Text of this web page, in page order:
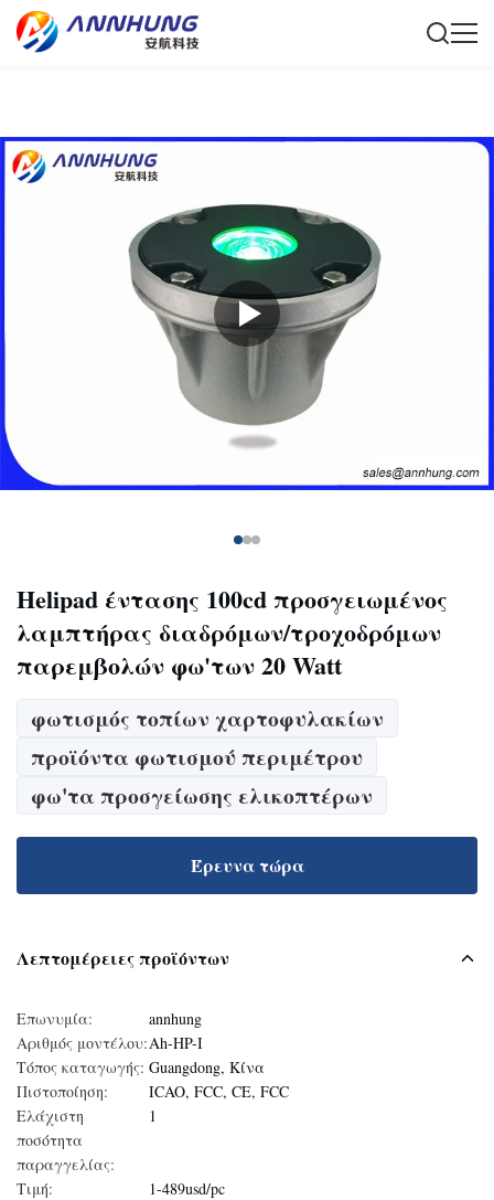
Helipad έντασης 100cd προσγειωμένος
λαμπτήρας διαδρόμων/τροχοδρόμων
παρεμβολών φω'των 20 Watt
φωτισμός τοπίων χαρτοφυλακίων
προϊόντα φωτισμού περιμέτρου
φω'τα προσγείωσης ελικοπτέρων
Έρευνα τώρα
Λεπτομέρειες προϊόντων
Επωνυμία:
annhung
Αριθμός μοντέλου:Ah-HP-Ι
Τόπος καταγωγής: Guangdong, Κίνα
Πιστοποίηση:
ICAO, FCC, CE, FCC
Ελάχιστη
ποσότητα
παραγγελίας:
1
Τιμή:
1-489usd/pc